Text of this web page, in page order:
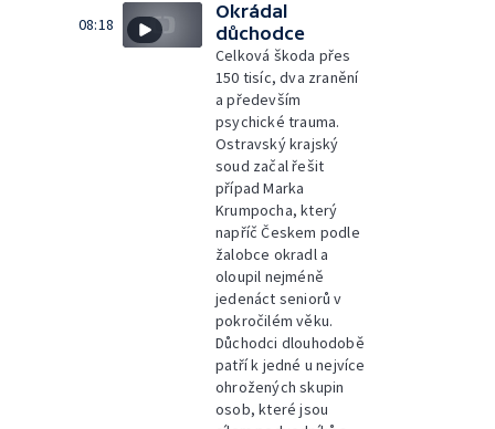
08:18
Okrádal
důchodce
Celková škoda přes
150 tisíc, dva zranění
a především
psychické trauma.
Ostravský krajský
soud začal řešit
případ Marka
Krumpocha, který
napříč Českem podle
žalobce okradl a
oloupil nejméně
jedenáct seniorů v
pokročilém věku.
Důchodci dlouhodobě
patří k jedné u nejvíce
ohrožených skupin
osob, které jsou